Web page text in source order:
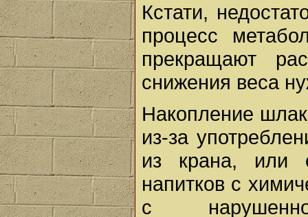
Кстати,
процесс
прекращают
снижения веса
Накопление
из-за
из крана, или
напитков с
с